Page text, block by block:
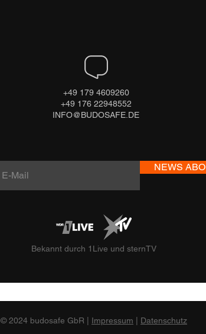
© 2024 budosafe GbR | Impressum Datenschutz
Bekannt durch 1Live und sternTV
NEWS ABO
+49 179 4609260
+49 176 22948552
INFO@BUDOSAFE.DE